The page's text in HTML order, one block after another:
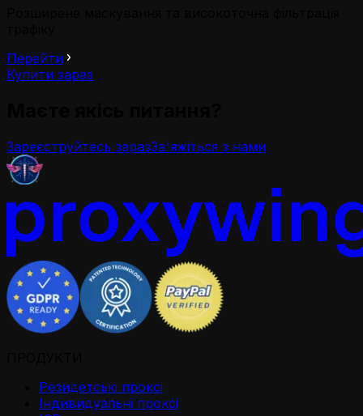
Перейти
Купити зараз
Зареєструйтесь заразЗв'яжіться з нами
Резидетськi проксi
Iндивидуальнi проксi